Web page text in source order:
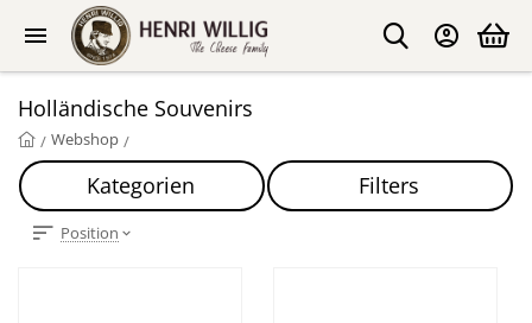
Holländische Souvenirs
/ Webshop /
Kategorien Filters
Position